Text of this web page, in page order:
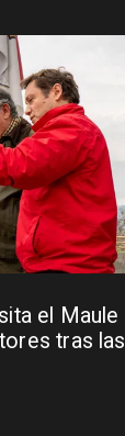
el Maule
tras las